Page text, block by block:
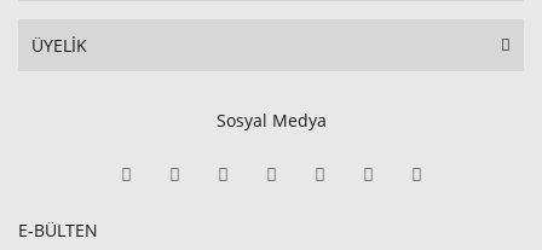
ÜYELİK
Sosyal Medya
E-BÜLTEN